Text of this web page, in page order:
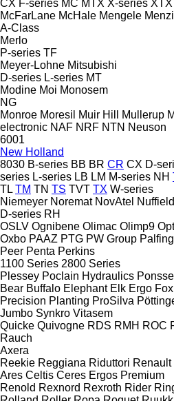
CX F-series MC MTX X-series XTX
McFarLane McHale Mengele
A-Class
Merlo
P-series TF
Meyer-Lohne Mitsubishi
D-series L-series MT
Modine Moi Monosem
NG
Monroe Moresil Muir Hill Mullerup
electronic NAF NRF NTN Neuson
6001
New Holland
8030 B-series BB BR CR CX D-
series L-series LB LM M-series NH
TL TM TN TS TVT TX W-series
Niemeyer Noremat NovAtel Nuffield
D-series RH
OSLV Ognibene Olimac Olimp9
Oxbo PAAZ PTG PW Group
Peer Penta Perkins
1100 Series 2800 Series
Plessey Poclain Hydraulics Ponsse
Bear Buffalo Elephant Elk Ergo Fox
Precision Planting ProSilva
Jumbo Synkro Vitasem
Quicke Quivogne RDS RMH ROC
Rauch
Axera
Reekie Reggiana Riduttori Renault
Ares Celtis Ceres Ergos Premium
Renold Rexnord Rexroth Rider